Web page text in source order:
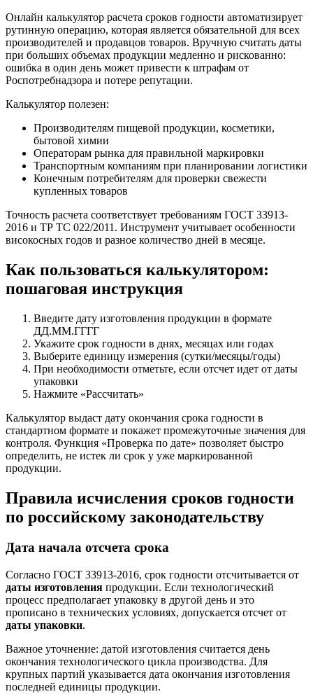
Онлайн калькулятор расчета сроков годности автоматизирует
рутинную операцию, которая является обязательной для всех
производителей и продавцов товаров. Вручную считать даты
при больших объемах продукции медленно и рискованно:
ошибка в один день может привести к штрафам от
Роспотребнадзора и потере репутации.
Калькулятор полезен:
Производителям пищевой продукции, косметики,
бытовой химии
Операторам рынка для правильной маркировки
Транспортным компаниям при планировании логистики
Конечным потребителям для проверки свежести
купленных товаров
Точность расчета соответствует требованиям ГОСТ 33913-
2016 и ТР ТС 022/2011. Инструмент учитывает особенности
високосных годов и разное количество дней в месяце.
Как пользоваться калькулятором:
пошаговая инструкция
Введите дату изготовления продукции в формате
ДД.ММ.ГГГГ
Укажите срок годности в днях, месяцах или годах
Выберите единицу измерения (сутки/месяцы/годы)
При необходимости отметьте, если отсчет идет от даты
упаковки
Нажмите «Рассчитать»
Калькулятор выдаст дату окончания срока годности в
стандартном формате и покажет промежуточные значения для
контроля. Функция «Проверка по дате» позволяет быстро
определить, не истек ли срок у уже маркированной
продукции.
Правила исчисления сроков годности
по российскому законодательству
Дата начала отсчета срока
Согласно ГОСТ 33913-2016, срок годности отсчитывается от
даты изготовления продукции. Если технологический
процесс предполагает упаковку в другой день и это
прописано в технических условиях, допускается отсчет от
даты упаковки.
Важное уточнение: датой изготовления считается день
окончания технологического цикла производства. Для
крупных партий указывается дата окончания изготовления
последней единицы продукции.